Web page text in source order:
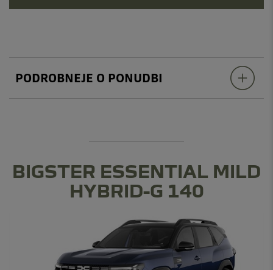
PODROBNEJE O PONUDBI
BIGSTER ESSENTIAL MILD
HYBRID-G 140